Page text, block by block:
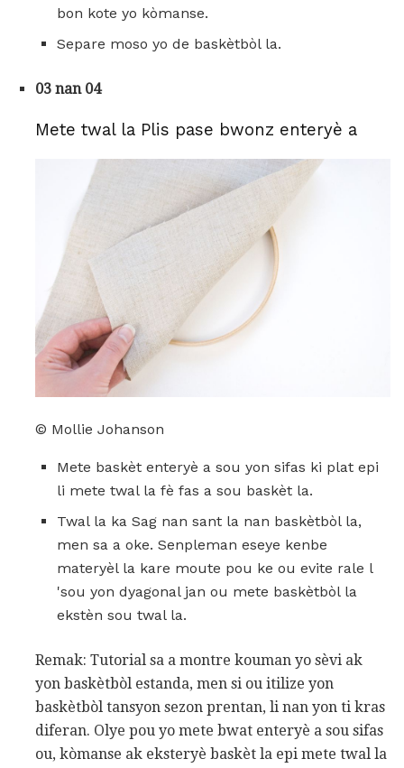
bon kote yo kòmanse.
Separe moso yo de baskètbòl la.
03 nan 04
Mete twal la Plis pase bwonz enteryè a
© Mollie Johanson
Mete baskèt enteryè a sou yon sifas ki plat epi
li mete twal la fè fas a sou baskèt la.
Twal la ka Sag nan sant la nan baskètbòl la,
men sa a oke. Senpleman eseye kenbe
materyèl la kare moute pou ke ou evite rale l
'sou yon dyagonal jan ou mete baskètbòl la
ekstèn sou twal la.
Remak: Tutorial sa a montre kouman yo sèvi ak
yon baskètbòl estanda, men si ou itilize yon
baskètbòl tansyon sezon prentan, li nan yon ti kras
diferan. Olye pou yo mete bwat enteryè a sou sifas
ou, kòmanse ak eksteryè baskèt la epi mete twal la